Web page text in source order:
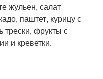
жульен, салат
паштет, курицу с
трески, фрукты с
и креветки.